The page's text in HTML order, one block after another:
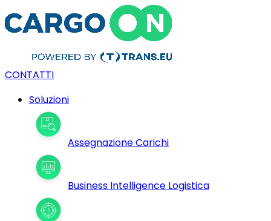
CONTATTI
Soluzioni
Assegnazione Carichi
Business Intelligence Logistica